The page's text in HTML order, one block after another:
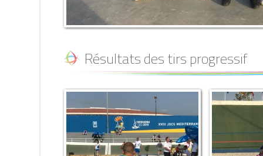
Résultats des tirs progressif